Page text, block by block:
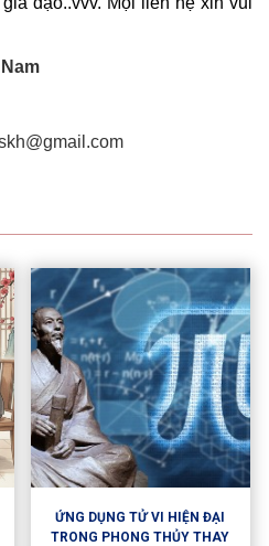
ỨNG DỤNG TỬ VI HIỆN ĐẠI
TRONG PHONG THỦY THAY